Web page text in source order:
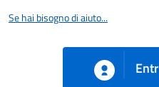
Se hai bisogno di aiuto...